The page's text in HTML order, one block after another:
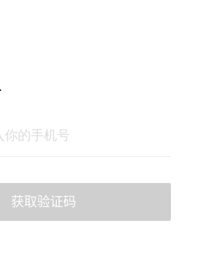
获取验证码